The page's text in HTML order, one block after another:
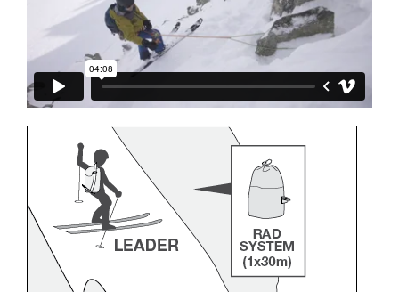
formation et un entraînement spécifique. Validez
avec un professionnel votre capacité à refaire
la manipulation, seul, en toute sécurité, avant
de la reproduire en autonomie.
Nous donnons des exemples de techniques
liées à votre activité. Il peut en exister d’autres
que nous ne décrivons pas ici.